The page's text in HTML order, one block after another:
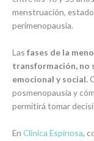
menstruación,
perimenopausia.
Las fases de la
transformación, no
emocional y social.
posmenopausia y
permitirá tomar
En Clínica Espinosa,